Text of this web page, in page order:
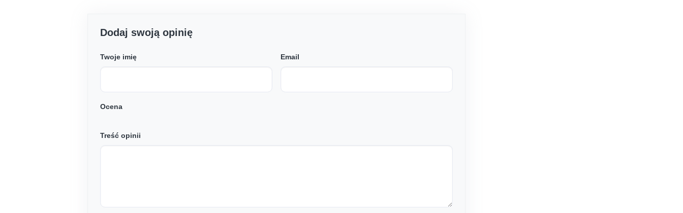
Dodaj swoją opinię
Twoje imię Email
Ocena
Treść opinii